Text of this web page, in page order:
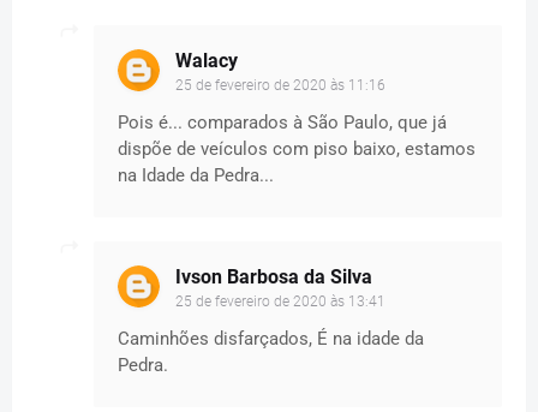
Walacy
25 de fevereiro de 2020 às 11:16
Pois é... comparados à São Paulo, que já
dispõe de veículos com piso baixo, estamos
na Idade da Pedra...
Ivson Barbosa da Silva
25 de fevereiro de 2020 às 13:41
Caminhões disfarçados, É na idade da
Pedra.